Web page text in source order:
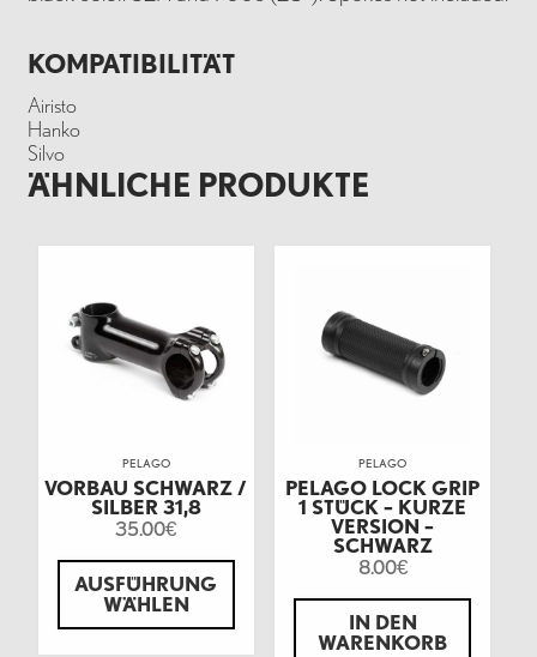
KOMPATIBILITÄT
Airisto
Hanko
Silvo
ÄHNLICHE PRODUKTE
PELAGO
VORBAU SCHWARZ /
SILBER 31,8
35.00€
AUSFÜHRUNG
WÄHLEN
PELAGO
PELAGO LOCK GRIP
1 STÜCK – KURZE
VERSION –
SCHWARZ
8.00€
IN DEN
WARENKORB